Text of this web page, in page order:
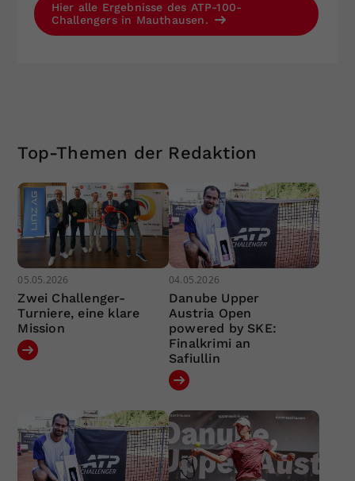
Hier alle Ergebnisse des ATP-100-
Challengers in Mauthausen.
Top-Themen der Redaktion
05.05.2026
Zwei Challenger-
Turniere, eine klare
Mission
04.05.2026
Danube Upper
Austria Open
powered by SKE:
Finalkrimi an
Safiullin